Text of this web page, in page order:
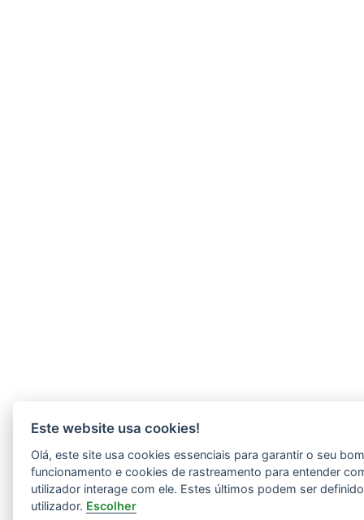
Este website usa cookies!
Olá, este site usa cookies essenciais para garantir o seu
funcionamento e cookies de rastreamento para entender
utilizador interage com ele. Estes últimos podem ser
utilizador. Escolher